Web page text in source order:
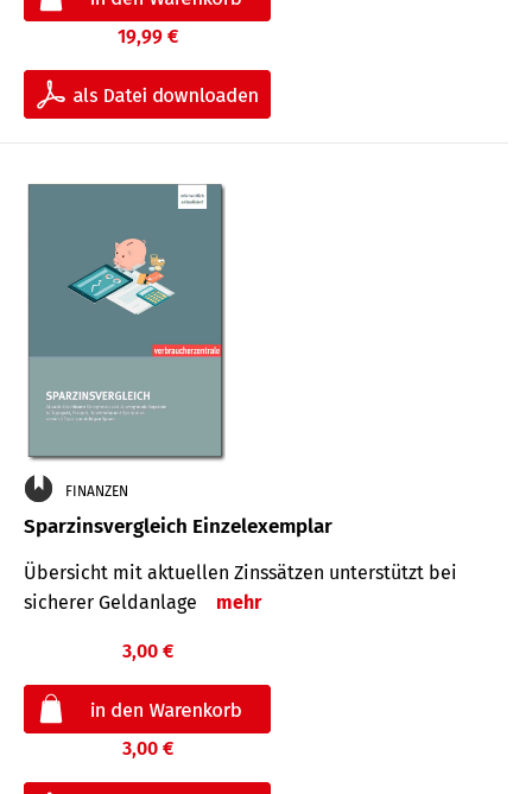
19,99 €
FINANZEN
Sparzinsvergleich Einzelexemplar
Übersicht mit aktuellen Zinssätzen unterstützt bei
sicherer Geldanlage
mehr
3,00 €
3,00 €